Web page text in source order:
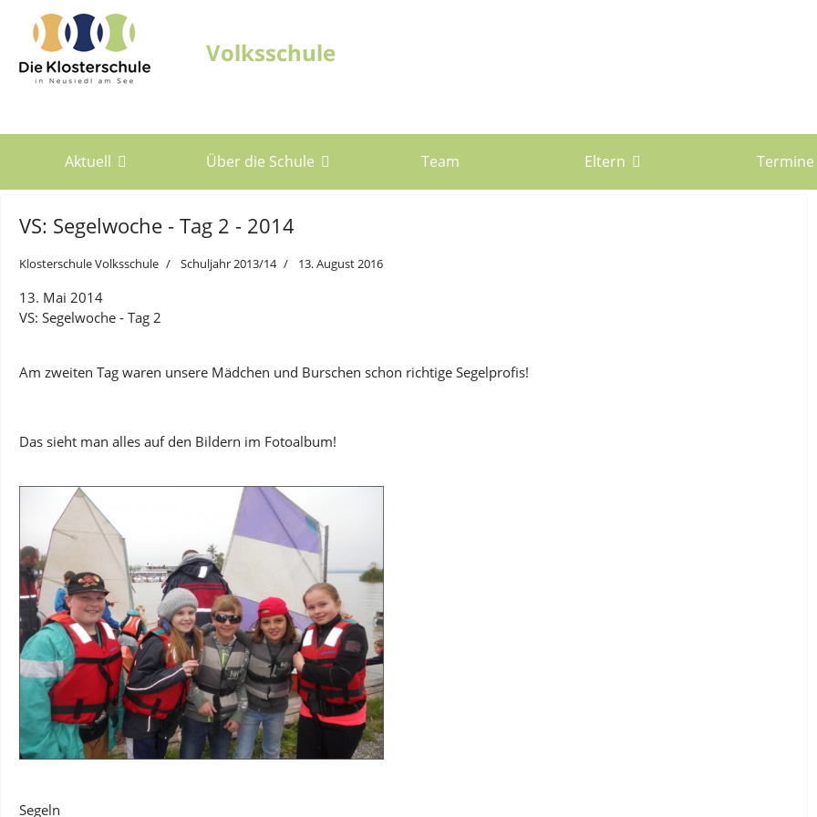
Aktuell Über die Schule Team Eltern Termine
VS: Segelwoche - Tag 2 - 2014
Klosterschule Volksschule Schuljahr 2013/14 13. August 2016
13. Mai 2014
VS: Segelwoche - Tag 2
Am zweiten Tag waren unsere Mädchen und Burschen schon richtige Segelprofis!
Das sieht man alles auf den Bildern im Fotoalbum!
Segeln